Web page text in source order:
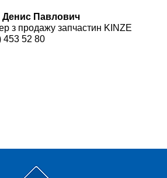
Денис Павлович
з продажу запчастин KINZE
453 52 80